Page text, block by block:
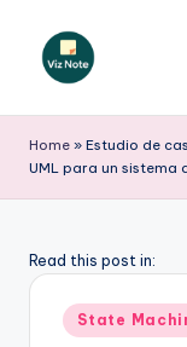
Saltar
iz
N
t
Home » Estudio de
UML para un
Read this post in:
Publicado
en
State